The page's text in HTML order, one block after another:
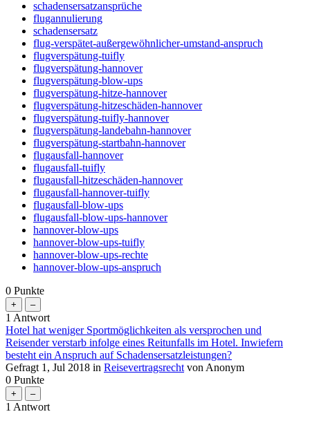
schadensersatzansprüche
flugannulierung
schadensersatz
flug-verspätet-außergewöhnlicher-umstand-anspruch
flugverspätung-tuifly
flugverspätung-hannover
flugverspätung-blow-ups
flugverspätung-hitze-hannover
flugverspätung-hitzeschäden-hannover
flugverspätung-tuifly-hannover
flugverspätung-landebahn-hannover
flugverspätung-startbahn-hannover
flugausfall-hannover
flugausfall-tuifly
flugausfall-hitzeschäden-hannover
flugausfall-hannover-tuifly
flugausfall-blow-ups
flugausfall-blow-ups-hannover
hannover-blow-ups
hannover-blow-ups-tuifly
hannover-blow-ups-rechte
hannover-blow-ups-anspruch
0 Punkte
1 Antwort
Hotel hat weniger Sportmöglichkeiten als versprochen und
Reisender verstarb infolge eines Reitunfalls im Hotel. Inwiefern
besteht ein Anspruch auf Schadensersatzleistungen?
Gefragt 1, Jul 2018 in Reisevertragsrecht von Anonym
0 Punkte
1 Antwort